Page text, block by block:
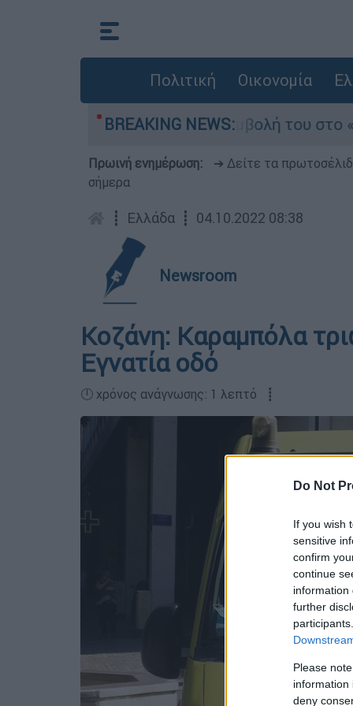
Do Not
If you wish
sensitive
confirm
continue
information
further
Please
information
deny
Πολιτική Οικονομία
BREAKING NEWS:
- Η καθοριστική συμβολή του στο «Ray
Πρωινή ενημέρωση: ➔ Δείτε τα
σήμερα
┋ Ελλάδα ┋ 04.10.2022 08:38
Newsroom
Κοζάνη: Καραμπόλα
Εγνατία οδό
🕛 χρόνος ανάγνωσης: 1 λεπτό ┋